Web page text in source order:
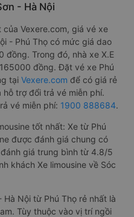
- Hà Nội
Vexere.com, giá vé xe
- Phú Thọ có mức giá dao
Trong đó, nhà xe X.E
đồng. Đặt vé xe Phú
tại Vexere.com để có giá rẻ
trợ đổi trả vé miễn phí.
vé miễn phí: 1900 888684.
tốt nhất: Xe từ Phú
được đánh giá chung có
giá trung bình từ 4.8/5
khách Xe limousine về Sóc
Hà Nội từ Phú Thọ rẻ nhất là
Tùy thuộc vào vị trí ngồi